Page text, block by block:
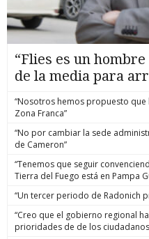
“Flies es un
de la media para
“Nosotros hemos propuesto
Zona Franca”
“No por cambiar la sede
de Cameron”
“Tenemos que seguir
Tierra del Fuego está en Pampa
“Un tercer periodo de Radonich
“Creo que el gobierno regional
prioridades de de los